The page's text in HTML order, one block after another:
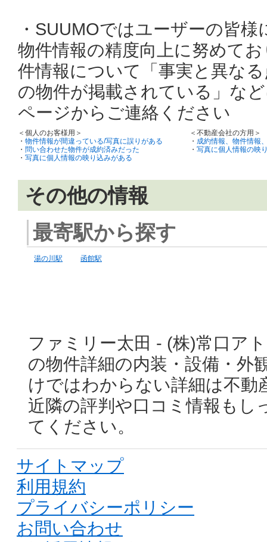
・SUUMOではユーザーの皆
物件情報の精度向上に努めて
件情報について「事実と異な
の物件が掲載されている」な
ページからご連絡ください
＜個人のお客様用＞
・ 物件情報が間違っている/写真に誤りがある
・ 問い合わせた物件が成約済みだった
・ 写真に個人情報の映り込みがある
＜不動産会社の方用＞
・ 成約情報、物件情報
・ 写真に個人情報の映
その他の情報
最寄駅から探す
湯の川駅 函館駅
ファミリー太田 - (株)常口ア
の物件詳細の内装・設備・外
けではわからない詳細は不
近隣の評判や口コミ情報もし
てください。
サイトマップ
利用規約
プライバシーポリシー
お問い合わせ